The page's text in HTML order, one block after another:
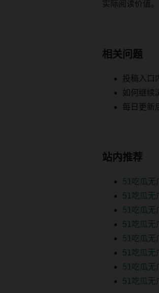
实际阅读价值。
相关问题
投稿入口
如何继续
每日更新
站内推荐
51吃瓜无
51吃瓜无
51吃瓜无
51吃瓜无
51吃瓜无
51吃瓜无
51吃瓜无
51吃瓜无